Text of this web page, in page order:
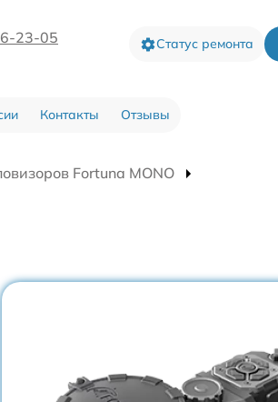
23-05 Статус ремонта
Контакты Отзывы
Fortuna MONO